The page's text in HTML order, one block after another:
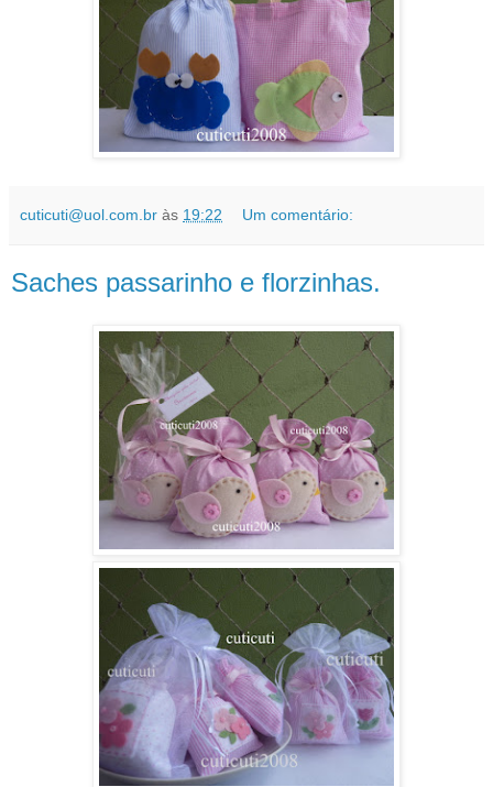
cuticuti@uol.com.br às 19:22 Um comentário:
Saches passarinho e florzinhas.